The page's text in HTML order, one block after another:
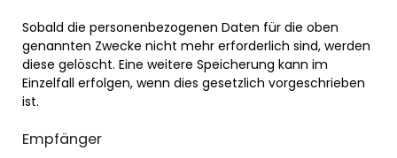
Sobald die personenbezogenen Daten für die oben
genannten Zwecke nicht mehr erforderlich sind, werden
diese gelöscht. Eine weitere Speicherung kann im
Einzelfall erfolgen, wenn dies gesetzlich vorgeschrieben
ist.
Empfänger